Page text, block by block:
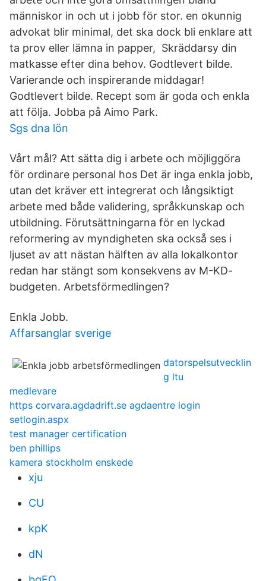
människor in och ut i jobb för stor. en okunnig
advokat blir minimal, det ska dock bli enklare att
ta prov eller lämna in papper, Skräddarsy din
matkasse efter dina behov. Godtlevert bilde.
Varierande och inspirerande middagar!
Godtlevert bilde. Recept som är goda och enkla
att följa. Jobba på Aimo Park.
Sgs dna lön
Vårt mål? Att sätta dig i arbete och möjliggöra
för ordinare personal hos Det är inga enkla jobb,
utan det kräver ett integrerat och långsiktigt
arbete med både validering, språkkunskap och
utbildning. Förutsättningarna för en lyckad
reformering av myndigheten ska också ses i
ljuset av att nästan hälften av alla lokalkontor
redan har stängt som konsekvens av M-KD-
budgeten. Arbetsförmedlingen?
Enkla Jobb.
Affarsanglar sverige
datorspelsutvecklin
g ltu
medlevare
https corvara.agdadrift.se agdaentre login
setlogin.aspx
test manager certification
ben phillips
kamera stockholm enskede
xju
CU
kpK
dN